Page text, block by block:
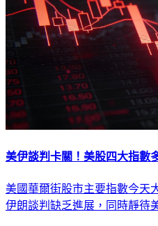
美伊談判卡關！美股四大指
美國華爾街股市主要指數今天
伊朗談判缺乏進展，同時靜待